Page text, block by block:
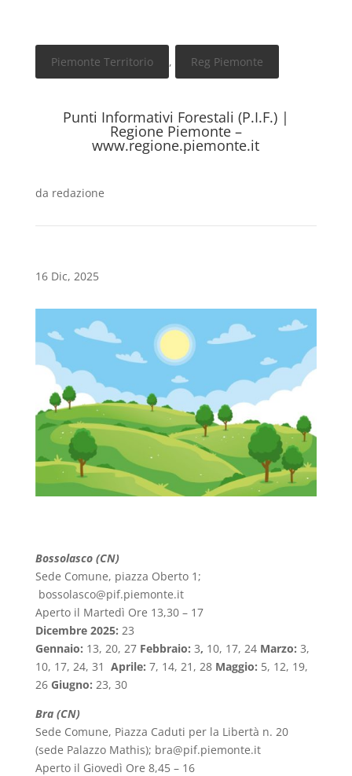
Piemonte Territorio , Reg Piemonte
Punti Informativi Forestali (P.I.F.) |
Regione Piemonte –
www.regione.piemonte.it
da redazione
16 Dic, 2025
Bossolasco (CN)
Sede Comune, piazza Oberto 1;
bossolasco@pif.piemonte.it
Aperto il Martedì Ore 13,30 – 17
Dicembre 2025: 23
Gennaio: 13, 20, 27 Febbraio: 3, 10, 17, 24Marzo: 3,
10, 17, 24, 31 Aprile: 7, 14, 21, 28Maggio: 5, 12, 19,
26Giugno: 23, 30
Bra (CN)
Sede Comune, Piazza Caduti per la Libertà n. 20
(sede Palazzo Mathis); bra@pif.piemonte.it
Aperto il Giovedì Ore 8,45 – 16